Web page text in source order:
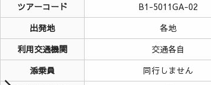
ツアーコード
B1-5011GA-02
出発地
各地
利用交通機関
交通各自
添乗員
同行しません